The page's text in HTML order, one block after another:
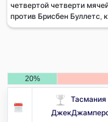
четвертой четверти
против Брисбен Буллетс,
20%
Тасмания